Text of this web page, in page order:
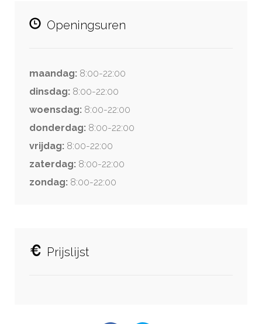
Openingsuren
maandag: 8:00-22:00
dinsdag: 8:00-22:00
woensdag: 8:00-22:00
donderdag: 8:00-22:00
vrijdag: 8:00-22:00
zaterdag: 8:00-22:00
zondag: 8:00-22:00
Prijslijst